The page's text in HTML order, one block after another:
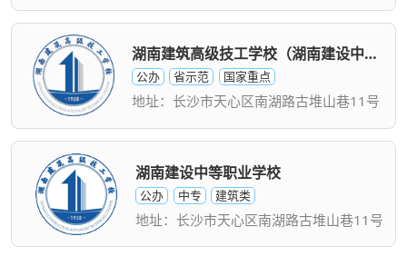
湖南建筑高级技工学校（湖南建设中等职业学校）
公办 省示范 国家重点
地址：长沙市天心区南湖路古堆山巷11号
湖南建设中等职业学校
公办 中专 建筑类
地址：长沙市天心区南湖路古堆山巷11号